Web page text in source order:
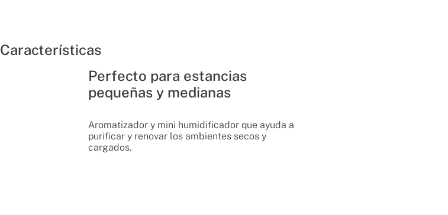
Características
Perfecto para estancias
pequeñas y medianas
Aromatizador y mini humidificador que ayuda a
purificar y renovar los ambientes secos y
cargados.